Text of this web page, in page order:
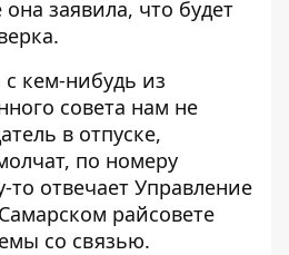
заявила, что будет
кем-нибудь из
совета нам не
в отпуске,
по номеру
отвечает Управление
райсовете
со связью.